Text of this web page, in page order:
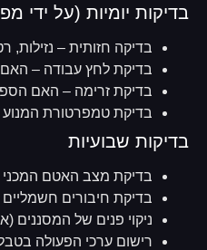
בדיקות יומיות (על ידי
בדיקה חזותית – נזילות,
בדיקת לחץ עבודה –
בדיקת זרימה – האם
בדיקת טמפרטורת המנוע
בדיקות שבועיות
בדיקת מצב האטם המכני
בדיקת חיבורים
ניקוי פנים של המסננים
רישום ערכי הפעולה